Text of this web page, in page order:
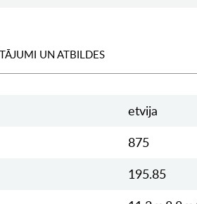
UN ATBILDES
etvija
875
195.85